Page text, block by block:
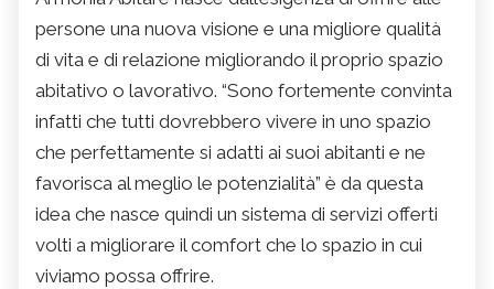
persone una nuova visione e una migliore qualità
di vita e di relazione migliorando il proprio spazio
abitativo o lavorativo. “Sono fortemente convinta
infatti che tutti dovrebbero vivere in uno spazio
che perfettamente si adatti ai suoi abitanti e ne
favorisca al meglio le potenzialità” è da questa
idea che nasce quindi un sistema di servizi offerti
volti a migliorare il comfort che lo spazio in cui
viviamo possa offrire.